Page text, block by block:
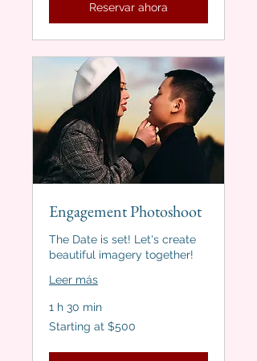
Reservar ahora
Engagement Photoshoot
The Date is set! Let's create
beautiful imagery together!
Leer más
1 h 30 min
Starting
at
Starting at $500